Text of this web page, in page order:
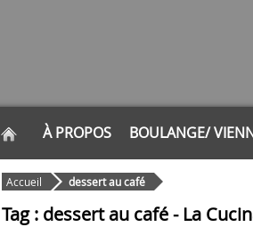
À PROPOS BOULANGE/
Accueil dessert au café
Tag : dessert au café - La